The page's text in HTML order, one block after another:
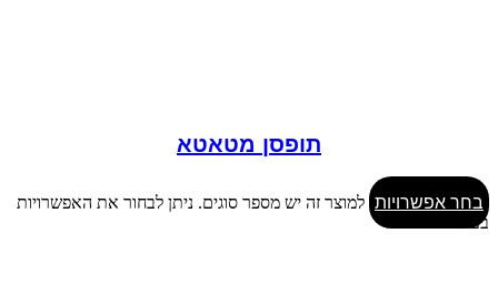
תופסן מטאטא
בחר אפשרויות למוצר זה יש מספר סוגים. ניתן לבחור את האפשרויות
בעמוד המוצר